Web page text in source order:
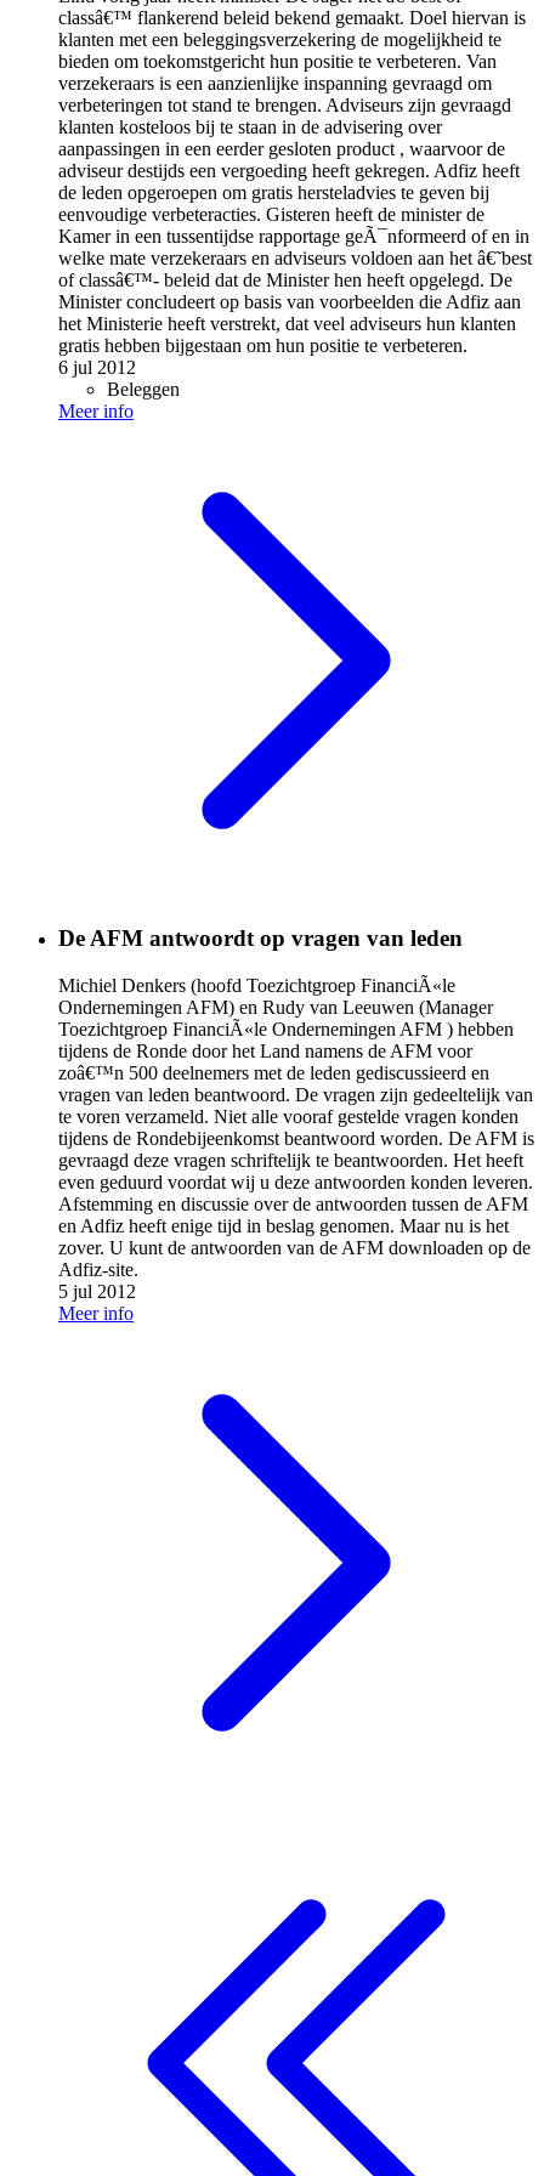
classâ€™ flankerend beleid bekend gemaakt. Doel hiervan is
klanten met een beleggingsverzekering de mogelijkheid te
bieden om toekomstgericht hun positie te verbeteren. Van
verzekeraars is een aanzienlijke inspanning gevraagd om
verbeteringen tot stand te brengen. Adviseurs zijn gevraagd
klanten kosteloos bij te staan in de advisering over
aanpassingen in een eerder gesloten product , waarvoor de
adviseur destijds een vergoeding heeft gekregen. Adfiz heeft
de leden opgeroepen om gratis hersteladvies te geven bij
eenvoudige verbeteracties. Gisteren heeft de minister de
Kamer in een tussentijdse rapportage geÃ¯nformeerd of en in
welke mate verzekeraars en adviseurs voldoen aan het â€˜best
of classâ€™- beleid dat de Minister hen heeft opgelegd. De
Minister concludeert op basis van voorbeelden die Adfiz aan
het Ministerie heeft verstrekt, dat veel adviseurs hun klanten
gratis hebben bijgestaan om hun positie te verbeteren.
6 jul 2012
Beleggen
Meer info
De AFM antwoordt op vragen van leden
Michiel Denkers (hoofd Toezichtgroep FinanciÃ«le
Ondernemingen AFM) en Rudy van Leeuwen (Manager
Toezichtgroep FinanciÃ«le Ondernemingen AFM ) hebben
tijdens de Ronde door het Land namens de AFM voor
zoâ€™n 500 deelnemers met de leden gediscussieerd en
vragen van leden beantwoord. De vragen zijn gedeeltelijk van
te voren verzameld. Niet alle vooraf gestelde vragen konden
tijdens de Rondebijeenkomst beantwoord worden. De AFM is
gevraagd deze vragen schriftelijk te beantwoorden. Het heeft
even geduurd voordat wij u deze antwoorden konden leveren.
Afstemming en discussie over de antwoorden tussen de AFM
en Adfiz heeft enige tijd in beslag genomen. Maar nu is het
zover. U kunt de antwoorden van de AFM downloaden op de
Adfiz-site.
5 jul 2012
Meer info